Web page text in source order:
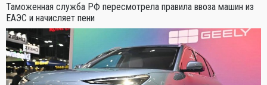
Таможенная служба РФ пересмотрела правила ввоза машин из
ЕАЭС и начисляет пени